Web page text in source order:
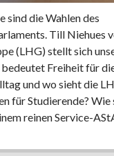
sind die Wahlen des
Till Niehues
(LHG) stellt sich
bedeutet Freiheit für
und wo sieht die
für Studierende?
reinen Service-